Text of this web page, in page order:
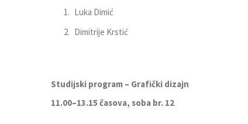
Luka Dimić
Dimitrije Krstić
Studijski program – Grafički dizajn
11.00–13.15 časova, soba br. 12